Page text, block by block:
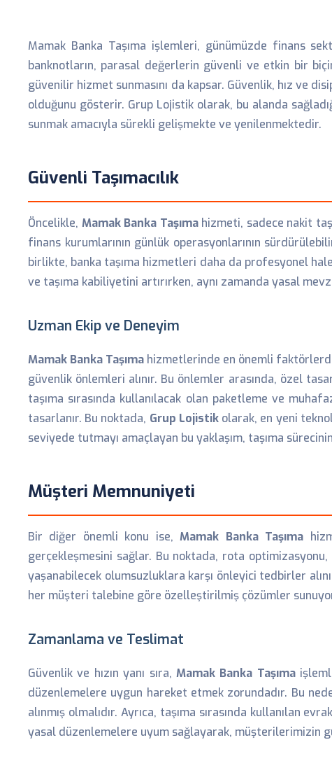
Mamak Banka Taşıma işlemleri, günümüzde finans
banknotların, parasal değerlerin güvenli ve etkin bir
güvenilir hizmet sunmasını da kapsar. Güvenlik, hız ve
olduğunu gösterir. Grup Lojistik olarak, bu alanda
sunmak amacıyla sürekli gelişmekte ve yenilenmektedir.
Güvenli Taşımacılık
Öncelikle, Mamak Banka Taşımahizmeti, sadece nakit
finans kurumlarının günlük operasyonlarının
birlikte, banka taşıma hizmetleri daha da profesyonel
ve taşıma kabiliyetini artırırken, aynı zamanda yasal
Uzman Ekip ve Deneyim
Mamak Banka Taşıma hizmetlerinde en önemli
güvenlik önlemleri alınır. Bu önlemler arasında, özel
taşıma sırasında kullanılacak olan paketleme ve
tasarlanır. Bu noktada, Grup Lojistikolarak, en yeni
seviyede tutmayı amaçlayan bu yaklaşım, taşıma
Müşteri Memnuniyeti
Bir diğer önemli konu ise,Mamak Banka Taşıma
gerçekleşmesini sağlar. Bu noktada, rota optimizasyonu,
yaşanabilecek olumsuzluklara karşı önleyici tedbirler
her müşteri talebine göre özelleştirilmiş çözümler
Zamanlama ve Teslimat
Güvenlik ve hızın yanı sıra, Mamak Banka Taşıma
düzenlemelere uygun hareket etmek zorundadır. Bu
alınmış olmalıdır. Ayrıca, taşıma sırasında
yasal düzenlemelere uyum sağlayarak, müşterilerimizin